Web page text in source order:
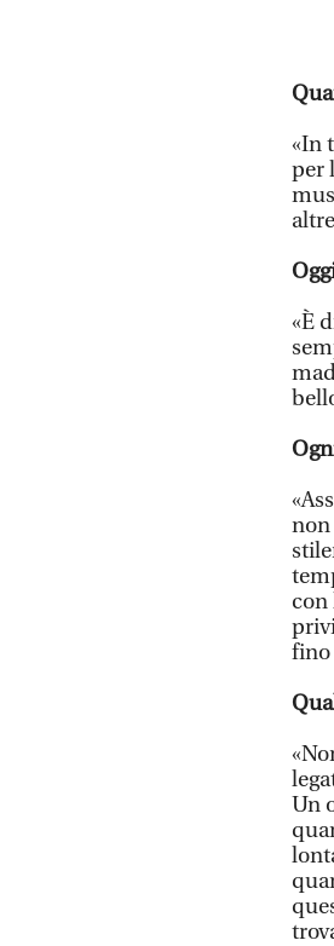
«In
per
«È
non
con
fino
Un